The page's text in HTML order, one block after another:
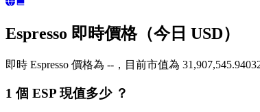
Espresso 即時價格（今日 USD）
即時 Espresso 價格為 --，目前市值為
1 個 ESP 現值多少 ？